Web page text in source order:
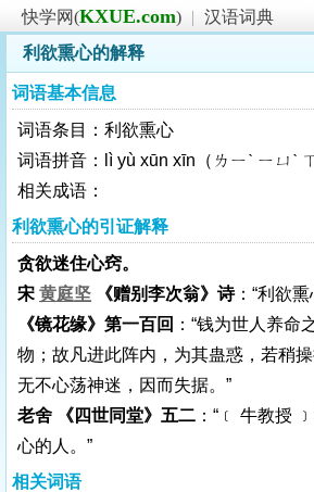
快学网(KXUE.com) | 汉语词典
利欲熏心的解释
词语基本信息
词语条目：利欲熏心
词语拼音：lì yù xūn xīn（ㄌㄧˋ ㄧㄩˋ
相关成语：
利欲熏心的引证解释
贪欲迷住心窍。
宋 黄庭坚 《赠别李次翁》诗：“利欲
《镜花缘》第一百回 ：“钱为世人养命
物；故凡进此阵内，为其蛊惑，若稍
无不心荡神迷，因而失据。”
老舍 《四世同堂》五二 ：“﹝ 牛教授
心的人。”
相关词语